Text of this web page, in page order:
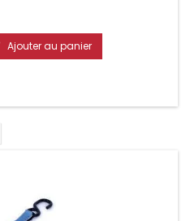
d'utilisation. Permet
pendant le
résistante aux UV et aux
pas l'eau.
Ajouter au panier